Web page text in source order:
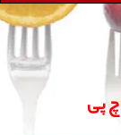
پی